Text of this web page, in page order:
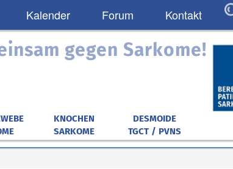
Kalender Forum Kontakt
gegen Sarkome!
KNOCHEN
SARKOME
DESMOIDE
TGCT / PVNS